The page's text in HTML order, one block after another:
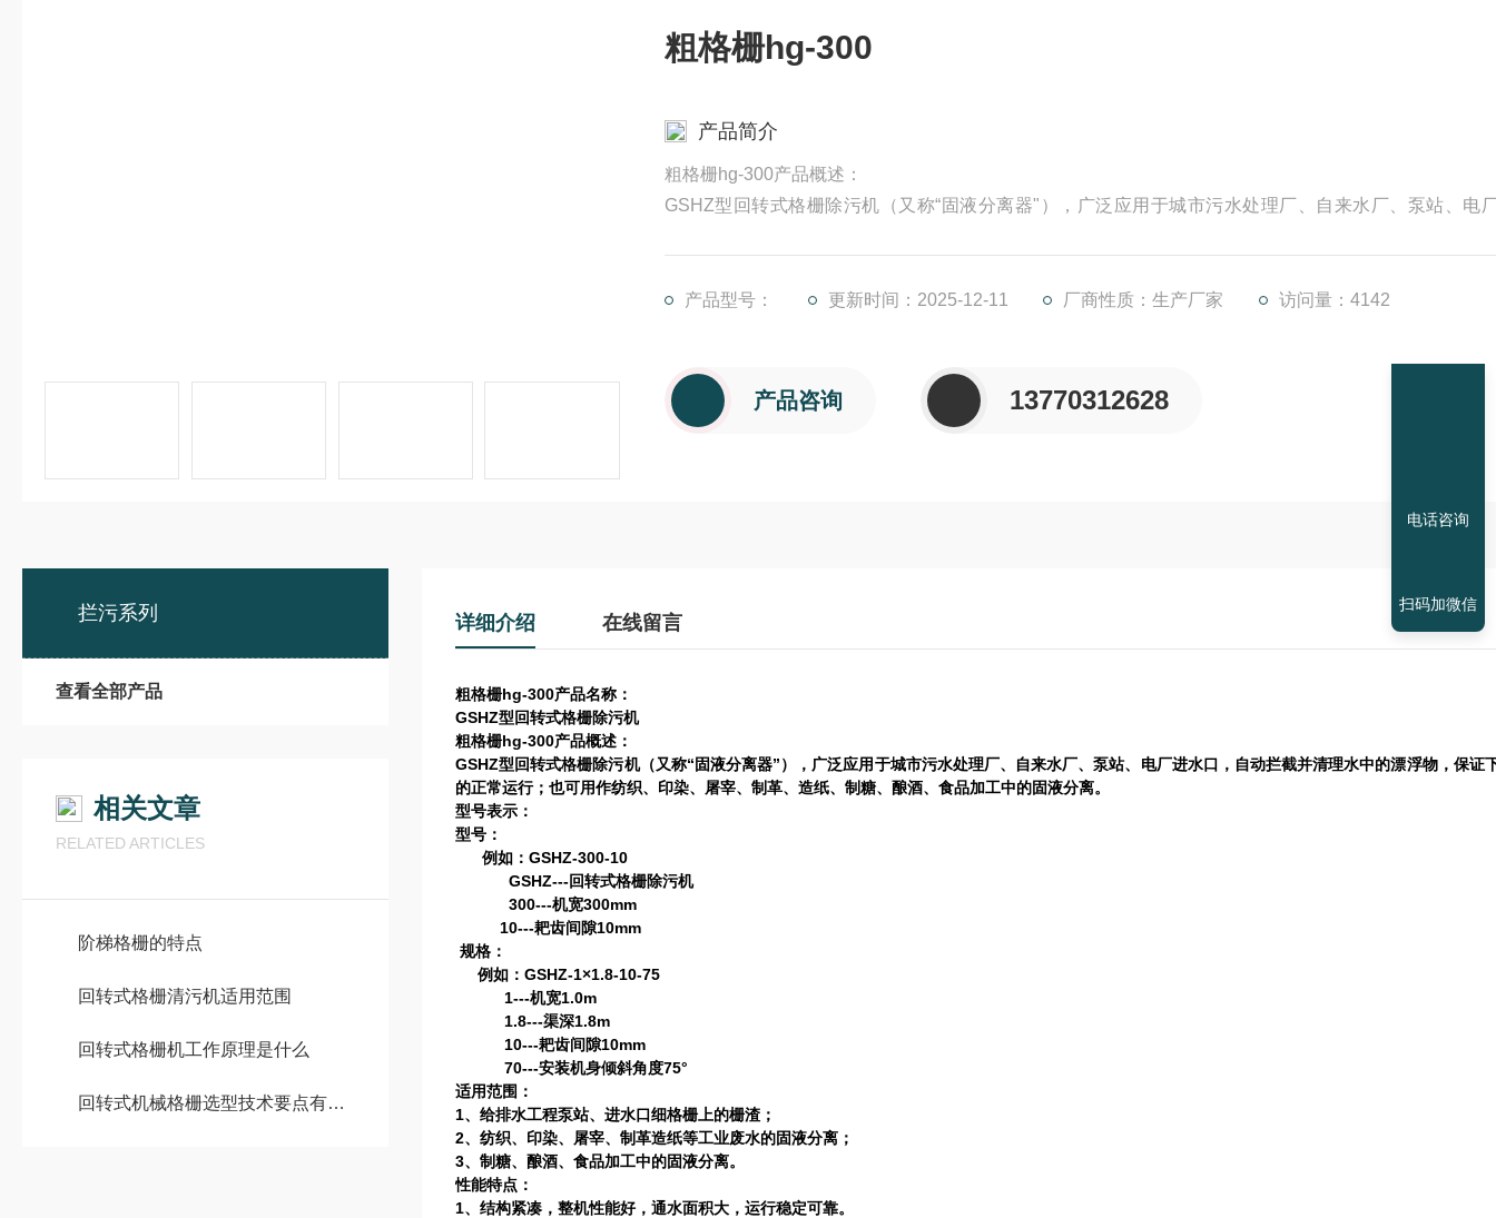
粗格栅hg-300
产品简介
粗格栅hg-300产品概述：
GSHZ型回转式格栅除污机（又称“固液分离器"），广泛应用于城市污水处理厂、自来水厂、泵站、电
产品型号：
更新时间：2025-12-11 厂商性质：生产厂家 访问量：4142
产品咨询 13770312628
拦污系列
查看全部产品
相关文章
RELATED ARTICLES
阶梯格栅的特点
回转式格栅清污机适用范围
回转式格栅机工作原理是什么
回转式机械格栅选型技术要点有哪些
详细介绍 在线留言
粗格栅hg-300产品名称：
GSHZ型回转式格栅除污机
粗格栅hg-300产品概述：
GSHZ型回转式格栅除污机（又称“ 固液分离器” ），广泛应用于城市污水处理厂、自来水厂、泵站、电厂进水口，自动拦截并清理水中的漂浮物，保证
的正常运行；也可用作纺织、印染、屠宰、制革、造纸、制糖、酿酒、食品加工中的固液分离。
型号表示：
型号：
例如： GSHZ-300-10
GSHZ---回转式格栅除污机
300---机宽300mm
10---耙齿间隙10mm
规格：
例如： GSHZ-1×1.8-10-75
1---机宽1.0m
1.8---渠深1.8m
10---耙齿间隙10mm
70---安装机身倾斜角度75°
适用范围：
1、给排水工程泵站、进水口细格栅上的栅渣；
2、纺织、印染、屠宰、制革造纸等工业废水的固液分离；
3、制糖、酿酒、食品加工中的固液分离。
性能特点：
1、结构紧凑，整机性能好，通水面积大，运行稳定可靠。
电话咨询
扫码加微信